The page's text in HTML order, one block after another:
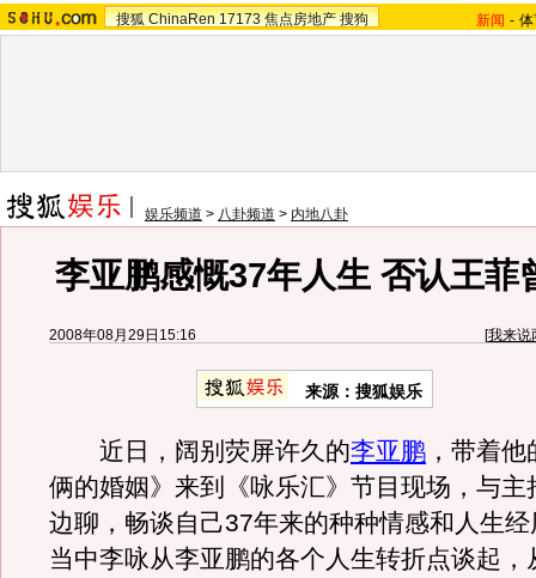
搜狐 ChinaRen 17173 焦点房地产 搜狗 新闻 -
娱乐频道 > 八卦频道 > 内地八卦
李亚鹏感慨37年人生 否认王菲
2008年08月29日15:16 [我来说
来源：搜狐娱乐
近日，阔别荧屏许久的李亚鹏 ，带着
俩的婚姻》来到《咏乐汇》节目现场，与主
边聊，畅谈自己37年来的种种情感和人生
当中李咏从李亚鹏的各个人生转折点谈起，